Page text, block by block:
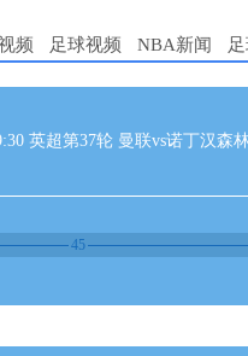
频 足球视频 NBA新闻
英超第37轮 曼联vs诺丁汉森
45